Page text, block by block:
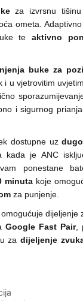
za izvrsnu
ometa.
teaktivno
buke za
i u vjetrovitim
i sigurnog
dostupne uz
je ANC
ponestane
minuta koje
za punjenje.
dijeljenje
Google Fast Pair,
zadijeljenje